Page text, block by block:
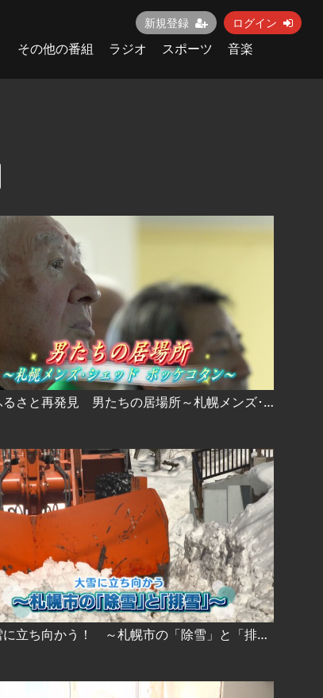
新規登録 ログイン
その他の番組 ラジオ スポーツ
音楽
札幌ふるさと再発見 男たちの居場所～札幌メンズ･シェッド ポッケコタン～
『大雪に立ち向かう！ ～札幌市の「除雪」と「排雪」～』